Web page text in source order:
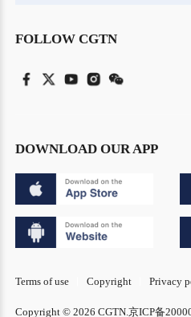
FOLLOW CGTN
DOWNLOAD OUR APP
Terms of use Copyright Privacy
Copyright © 2026 CGTN. 京ICP备